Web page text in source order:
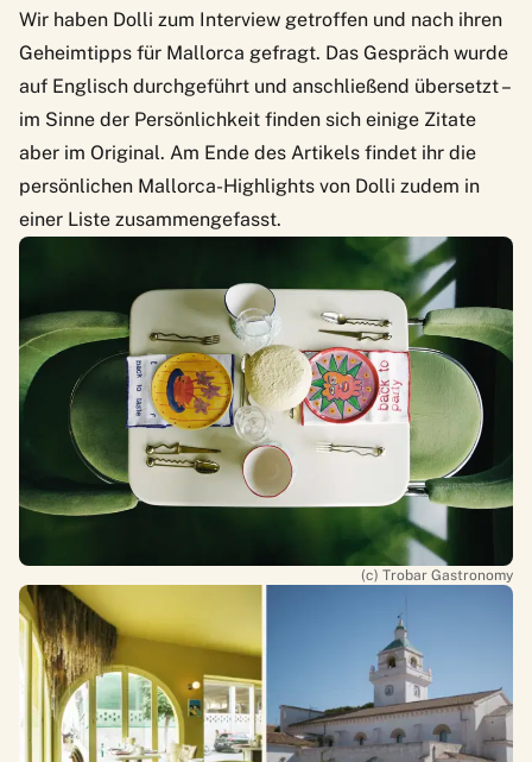
Wir haben Dolli zum Interview getroffen und nach ihren
Geheimtipps für Mallorca gefragt. Das Gespräch wurde
auf Englisch durchgeführt und anschließend übersetzt –
im Sinne der Persönlichkeit finden sich einige Zitate
aber im Original. Am Ende des Artikels findet ihr die
persönlichen Mallorca-Highlights von Dolli zudem in
einer Liste zusammengefasst.
(c) Trobar Gastronomy